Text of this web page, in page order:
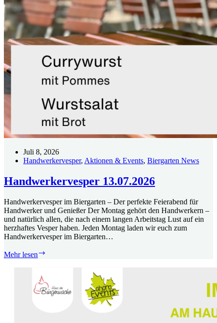
Juli 8, 2026
Handwerkervesper, Aktionen & Events, Biergarten News
Handwerkervesper 13.07.2026
Handwerkervesper im Biergarten – Der perfekte Feierabend für
Handwerker und Genießer Der Montag gehört den Handwerkern –
und natürlich allen, die nach einem langen Arbeitstag Lust auf ein
herzhaftes Vesper haben. Jeden Montag laden wir euch zum
Handwerkervesper im Biergarten…
Mehr lesen